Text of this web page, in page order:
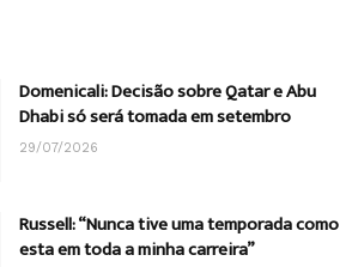
Domenicali: Decisão sobre Qatar e Abu
Dhabi só será tomada em setembro
29/07/2026
Russell: “Nunca tive uma temporada como
esta em toda a minha carreira”